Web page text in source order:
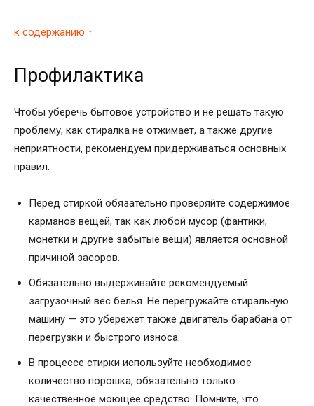
к содержанию ↑
Профилактика
Чтобы уберечь бытовое устройство и не решать такую
проблему, как стиралка не отжимает, а также другие
неприятности, рекомендуем придерживаться основных
правил:
Перед стиркой обязательно проверяйте содержимое
карманов вещей, так как любой мусор (фантики,
монетки и другие забытые вещи) является основной
причиной засоров.
Обязательно выдерживайте рекомендуемый
загрузочный вес белья. Не перегружайте стиральную
машину — это убережет также двигатель барабана от
перегрузки и быстрого износа.
В процессе стирки используйте необходимое
количество порошка, обязательно только
качественное моющее средство. Помните, что